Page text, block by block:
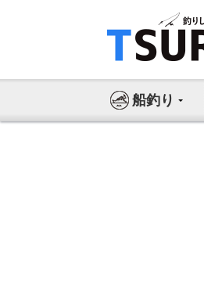
ス
船釣り